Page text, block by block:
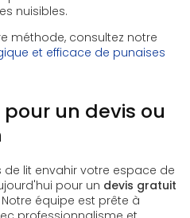
nuisibles.
méthode, consultez notre
et efficace de punaises
un devis ou
de lit envahir votre espace de
pour un devis gratuit
équipe est prête à